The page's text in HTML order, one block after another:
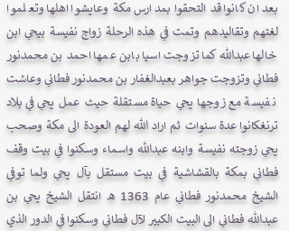
بعد ان كانوا قد التحقوا بمدارس مكة وعايشوا اهلها وتعلموا
لغتهم وتقاليدهم وتمت في هذه الرحلة زواج نفيسة بيحي ابن
خالها عبدالله كما تزوجت اسيا بابن عمها احمد بن محمدنور
فطاني وتزوجت جواهر بعبدالغفار بن محمدنور فطاني وعاشت
نفيسة مع زوجها يحي حياة مستقلة حيث عمل يحي في بلاد
ترنغكانوا عدة سنوات ثم اراد الله لهم العودة الى مكة وصحب
يحي زوجته نفيسة وابنه عبدالله واسماء وسكنوا في بيت وقف
فطاني بمكة بالقشاشية في بيت مستقل بآل يحي ولما توفي
الشيخ محمدنور فطاني عام 1363 هـ انتقل الشيخ يحي بن
عبدالله فطاني الى البيت الكبير لآل فطاني وسكنوا في الدور الذي